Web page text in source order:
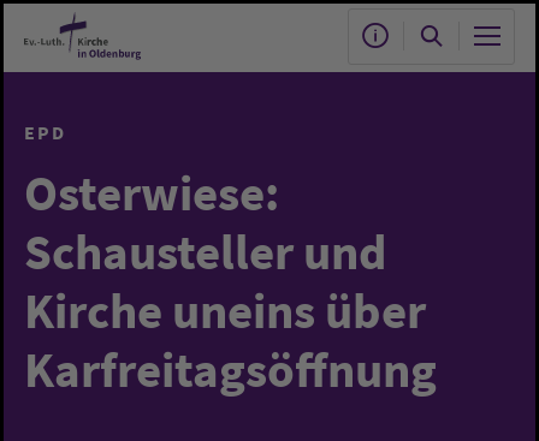
Zum Hauptinhalt springen
EPD
Osterwiese:
Schausteller und
Kirche uneins über
Karfreitagsöffnung